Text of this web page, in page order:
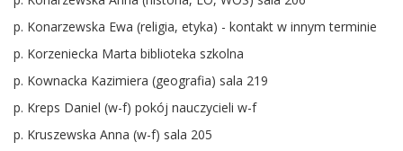
p. Konarzewska Ewa (religia, etyka) - kontakt w innym terminie
p. Korzeniecka Marta biblioteka szkolna
p. Kownacka Kazimiera (geografia) sala 219
p. Kreps Daniel (w-f) pokój nauczycieli w-f
p. Kruszewska Anna (w-f) sala 205